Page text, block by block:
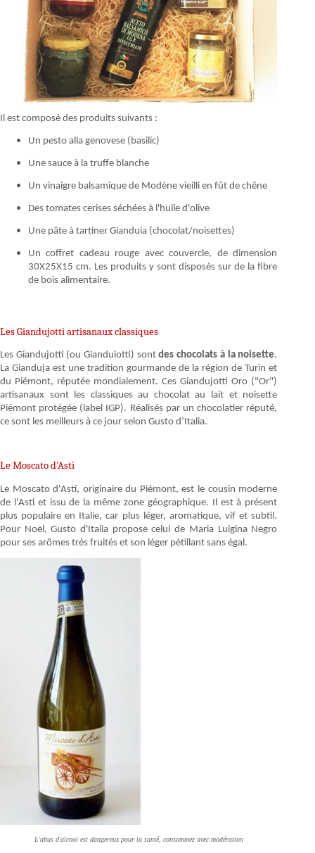
Il est composé des produits suivants :
Un pesto alla genovese (basilic)
Une sauce à la truffe blanche
Un vinaigre balsamique de Modène vieilli en fût de chêne
Des tomates cerises séchées à l'huile d'olive
Une pâte à tartiner Gianduia (chocolat/noisettes)
Un coffret cadeau rouge avec couvercle, de dimension
30X25X15 cm. Les produits y sont disposés sur de la fibre
de bois alimentaire.
Les Giandujotti artisanaux classiques
Les Giandujotti (ou Gianduiotti) sontdes chocolats à la noisette.
La Gianduja est une tradition gourmande de la région de Turin et
du Piémont, réputée mondialement. Ces Giandujotti Oro ("Or")
artisanaux sont les classiques au chocolat au lait et noisette
Piémont protégée (label IGP). Réalisés par un chocolatier réputé,
ce sont les meilleurs à ce jour selon Gusto d’Italia.
Le Moscato d'Asti
Le Moscato d'Asti, originaire du Piémont, est le cousin moderne
de l'Asti et issu de la même zone géographique. Il est à présent
plus populaire en Italie, car plus léger, aromatique, vif et subtil.
Pour Noël, Gusto d'Italia propose celui de Maria Luigina Negro
pour ses arômes très fruités et son léger pétillant sans égal.
L'abus d'alcool est dangereux pour la santé, consommez avec modération